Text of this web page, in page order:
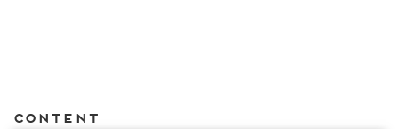
Content